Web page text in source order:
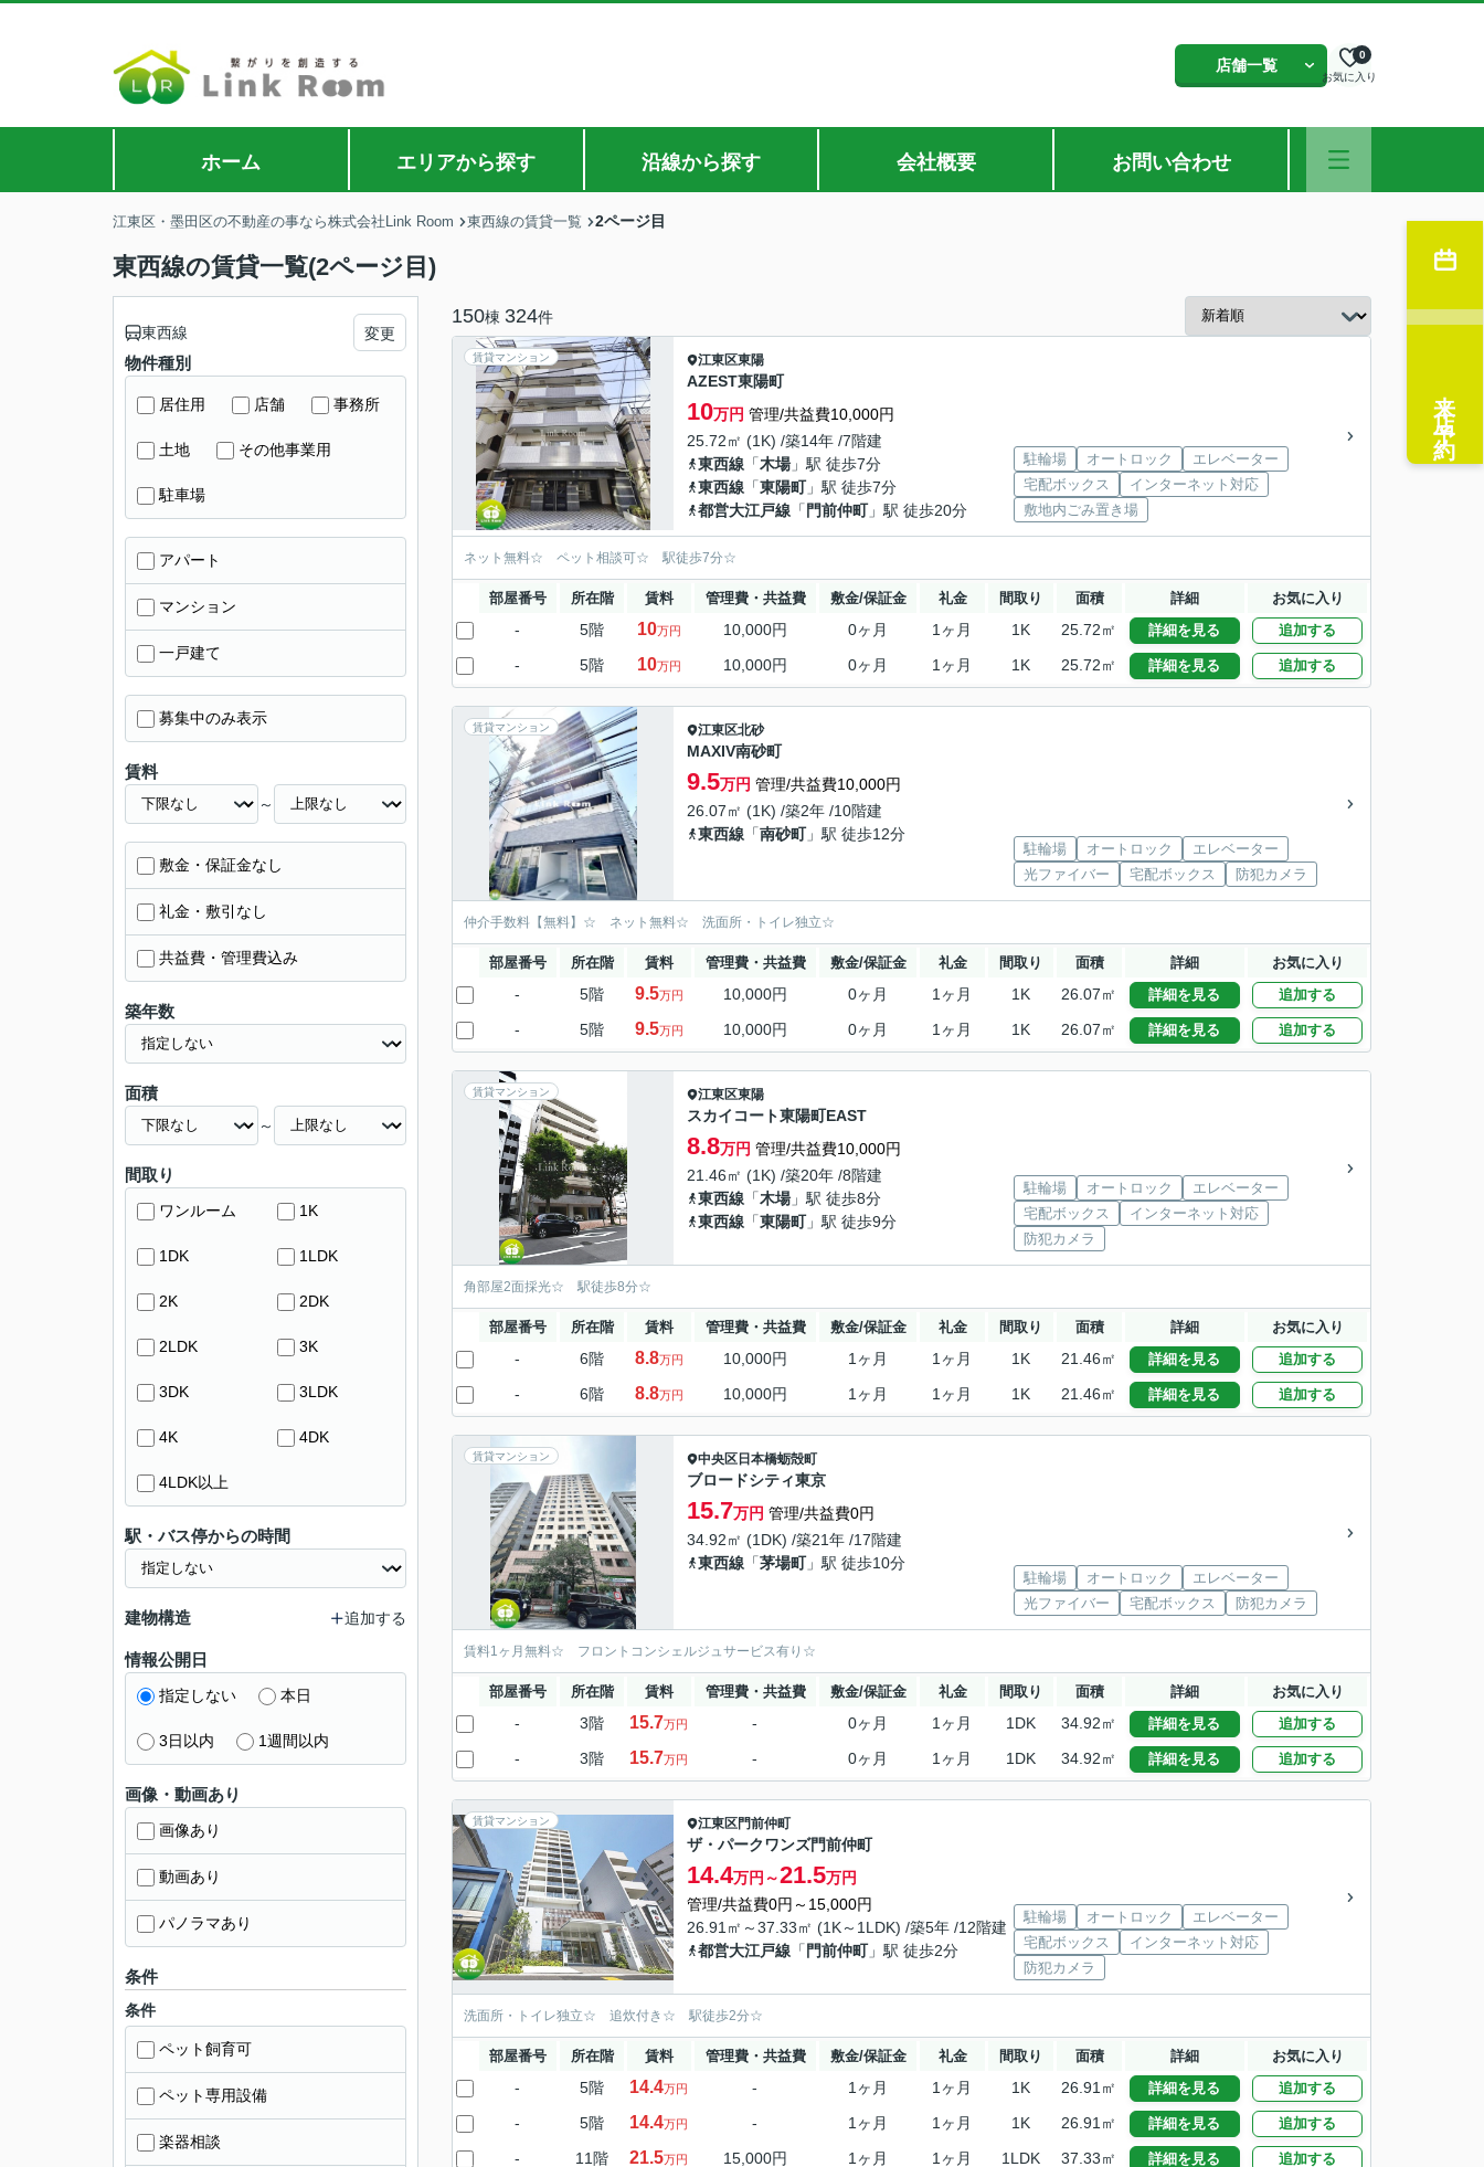
店舗一覧
お気に入り
0
ホーム エリアから探す 沿線から探す 会社概要 お問い合わせ
江東区・墨田区の不動産の事なら株式会社Link Room 東西線の賃貸一覧 2ページ目
東西線の賃貸一覧(2ページ目)
150棟 324件
賃貸マンション 江東区東陽
AZEST東陽町
10万円 管理/共益費10,000円
25.72㎡ (1K) /築14年 /7階建
東西線 「木場」駅 徒歩7分
東西線 「東陽町」駅 徒歩7分
都営大江戸線 「 門前仲町」駅 徒歩20分
駐輪場 オートロック
エレベーター
宅配ボックス
インターネット対応
敷地内ごみ置き場
ネット無料☆ ペット相談可☆ 駅徒歩7分☆
部屋番号 所在階 賃料 管理費・共益費 敷金/保証金 礼金 間取り 面積 詳細 お気に入り
- 5階 10万円 10,000円 0ヶ月 1ヶ月 1K 25.72㎡ 詳細を見る 追加する
- 5階 10万円 10,000円 0ヶ月 1ヶ月 1K 25.72㎡ 詳細を見る 追加する
賃貸マンション 江東区北砂
MAXIV南砂町
9.5万円 管理/共益費10,000円
26.07㎡ (1K) /築2年 /10階建
東西線 「南砂町」駅 徒歩12分
駐輪場 オートロック
エレベーター
光ファイバー
宅配ボックス 防犯カメラ
仲介手数料【無料】☆ ネット無料☆ 洗面所・トイレ独立☆
部屋番号 所在階 賃料 管理費・共益費 敷金/保証金 礼金 間取り 面積 詳細 お気に入り
- 5階 9.5万円 10,000円 0ヶ月 1ヶ月 1K 26.07㎡ 詳細を見る 追加する
- 5階 9.5万円 10,000円 0ヶ月 1ヶ月 1K 26.07㎡ 詳細を見る 追加する
賃貸マンション 江東区東陽
スカイコート東陽町EAST
8.8万円 管理/共益費10,000円
21.46㎡ (1K) /築20年 /8階建
東西線 「木場」駅 徒歩8分
東西線 「東陽町」駅 徒歩9分
駐輪場 オートロック
エレベーター
宅配ボックス
インターネット対応
防犯カメラ
角部屋2面採光☆ 駅徒歩8分☆
部屋番号 所在階 賃料 管理費・共益費 敷金/保証金 礼金 間取り 面積 詳細 お気に入り
- 6階 8.8万円 10,000円 1ヶ月 1ヶ月 1K 21.46㎡ 詳細を見る 追加する
- 6階 8.8万円 10,000円 1ヶ月 1ヶ月 1K 21.46㎡ 詳細を見る 追加する
賃貸マンション 中央区 日本橋蛎殻町
ブロードシティ東京
15.7万円 管理/共益費0円
34.92㎡ (1DK) /築21年 /17階建
東西線 「茅場町」駅 徒歩10分
駐輪場 オートロック
エレベーター
光ファイバー
宅配ボックス 防犯カメラ
賃料1ヶ月無料☆ フロントコンシェルジュサービス有り☆
部屋番号 所在階 賃料 管理費・共益費 敷金/保証金 礼金 間取り 面積 詳細 お気に入り
- 3階 15.7万円 - 0ヶ月 1ヶ月 1DK 34.92㎡ 詳細を見る 追加する
- 3階 15.7万円 - 0ヶ月 1ヶ月 1DK 34.92㎡ 詳細を見る 追加する
賃貸マンション 江東区門前仲町
ザ・パークワンズ門前仲町
14.4万円～21.5万円
管理/共益費0円～15,000円
26.91㎡～37.33㎡ (1K～1LDK) /築5年 /12階建
都営大江戸線 「 門前仲町」駅 徒歩2分
駐輪場 オートロック
エレベーター
宅配ボックス
インターネット対応
防犯カメラ
洗面所・トイレ独立☆ 追炊付き☆ 駅徒歩2分☆
部屋番号 所在階 賃料 管理費・共益費 敷金/保証金 礼金 間取り 面積 詳細 お気に入り
- 5階 14.4万円 - 1ヶ月 1ヶ月 1K 26.91㎡ 詳細を見る 追加する
- 5階 14.4万円 - 1ヶ月 1ヶ月 1K 26.91㎡ 詳細を見る 追加する
- 11階 21.5万円 15,000円 1ヶ月 1ヶ月 1LDK 37.33㎡ 詳細を見る 追加する
東西線 変更
物件種別
居住用 店舗 事務所
土地 その他事業用
駐車場
アパート
マンション
一戸建て
募集中のみ表示
賃料
～
敷金・保証金なし
礼金・敷引なし
共益費・管理費込み
築年数
面積
～
間取り
ワンルーム 1K
1DK 1LDK
2K 2DK
2LDK 3K
3DK 3LDK
4K 4DK
4LDK以上
駅・バス停からの時間
建物構造 追加する
情報公開日
指定しない 本日
3日以内 1週間以内
画像・動画あり
画像あり
動画あり
パノラマあり
条件
条件
ペット飼育可
ペット専用設備
楽器相談
来店予約